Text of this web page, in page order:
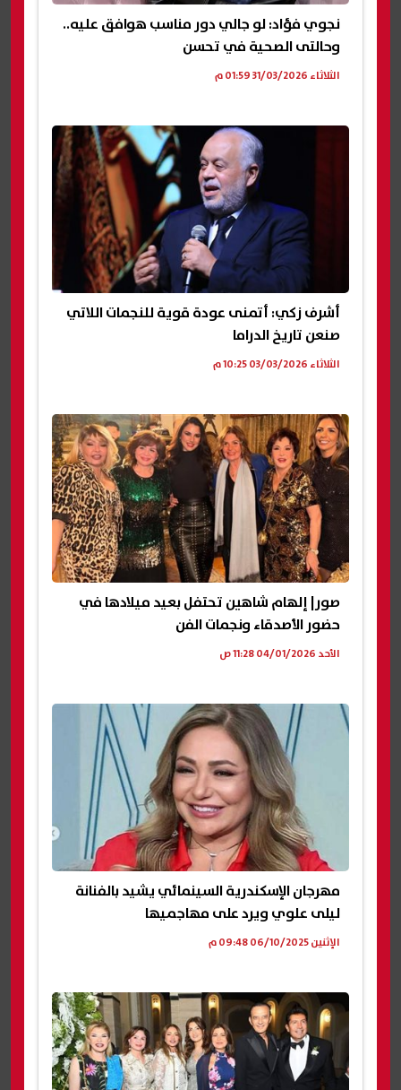
نجوي فؤاد: لو جالي دور مناسب هوافق عليه..
وحالتى الصحية في تحسن
الثلاثاء 31/03/2026 01:59 م
أشرف زكي: أتمنى عودة قوية للنجمات اللاتي
صنعن تاريخ الدراما
الثلاثاء 03/03/2026 10:25 م
صور| إلهام شاهين تحتفل بعيد ميلادها في
حضور الأصدقاء ونجمات الفن
الأحد 04/01/2026 11:28 ص
مهرجان الإسكندرية السينمائي يشيد بالفنانة
ليلى علوي ويرد على مهاجميها
الإثنين 06/10/2025 09:48 م